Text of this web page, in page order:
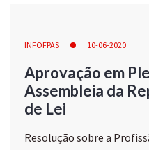
INFOFPAS 10-06-2020
Aprovação em
Assembleia da
de Lei
Resolução sobre a